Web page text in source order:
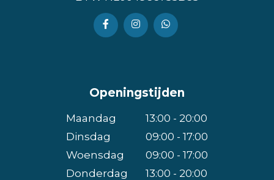
Openingstijden
Maandag
13:00 - 20:00
Dinsdag
09:00 - 17:00
Woensdag
09:00 - 17:00
Donderdag
13:00 - 20:00